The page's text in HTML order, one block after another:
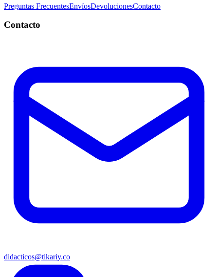
Preguntas FrecuentesEnvíosDevolucionesContacto
Contacto
didacticos@tikariy.co